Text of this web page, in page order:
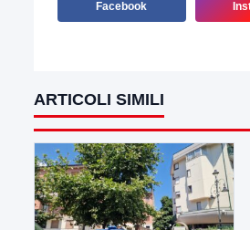
Facebook
ARTICOLI SIMILI